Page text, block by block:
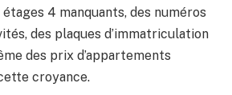
4 manquants, des numéros
des plaques d’immatriculation
des prix d’appartements
croyance.